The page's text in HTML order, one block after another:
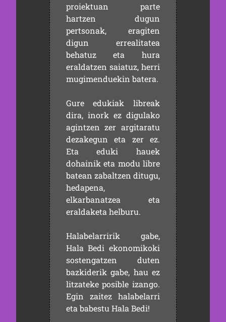
proiektuan parte
hartzen dugun
pertsonak, eragiten
digun errealitatea
behatuz eta hura
eraldatzen saiatuz, herri
mugimenduekin batera.
Gure edukiak libreak
dira, inork ez digulako
agintzen zer argitaratu
dezakegun eta zer ez.
Eta eduki hauek
dohainik eta modu libre
batean zabaltzen ditugu,
hedapena,
elkarbanatzea eta
eraldaketa helburu.
Halabelarririk gabe,
Hala Bedi ekonomikoki
sostengatzen duten
bazkiderik gabe, hau ez
litzateke posible izango.
Egin zaitez halabelarri
eta babestu Hala Bedi!